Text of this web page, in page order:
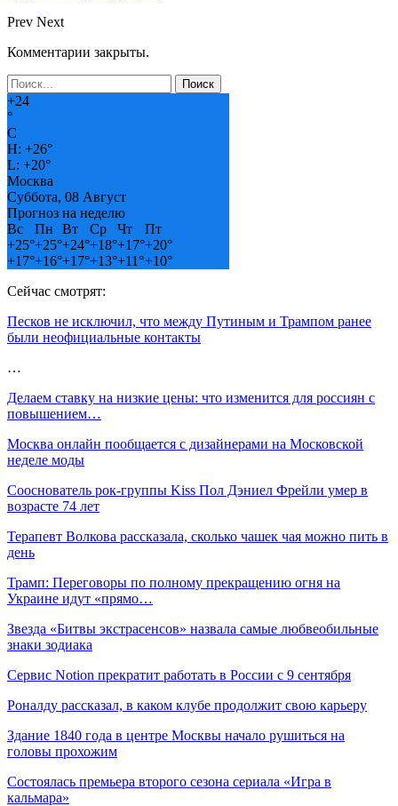
Prev Next
Комментарии закрыты.
+24
°
C
H: +26°
L: +20°
Москва
Суббота, 08 Август
Прогноз на неделю
Вс
Пн Вт Ср Чт
Пт
+25°+25°+24°+18°+17°+20°
+17°+16°+17°+13°+11°+10°
Сейчас смотрят:
Песков не исключил, что между Путиным и Трампом ранее
были неофициальные контакты
…
Делаем ставку на низкие цены: что изменится для россиян с
повышением…
Москва онлайн пообщается с дизайнерами на Московской
неделе моды
Сооснователь рок-группы Kiss Пол Дэниел Фрейли умер в
возрасте 74 лет
Терапевт Волкова рассказала, сколько чашек чая можно пить в
день
Трамп: Переговоры по полному прекращению огня на
Украине идут «прямо…
Звезда «Битвы экстрасенсов» назвала самые любвеобильные
знаки зодиака
Сервис Notion прекратит работать в России с 9 сентября
Роналду рассказал, в каком клубе продолжит свою карьеру
Здание 1840 года в центре Москвы начало рушиться на
головы прохожим
Состоялась премьера второго сезона сериала «Игра в
кальмара»